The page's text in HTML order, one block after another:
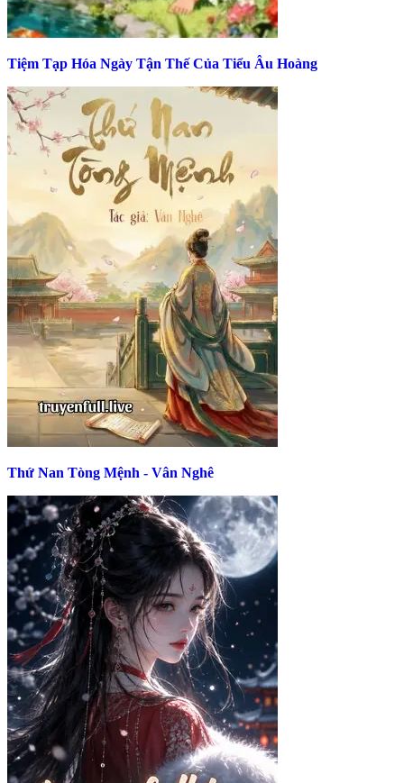
Tiệm Tạp Hóa Ngày Tận Thế Của Tiểu Âu Hoàng
Thứ Nan Tòng Mệnh - Vân Nghê